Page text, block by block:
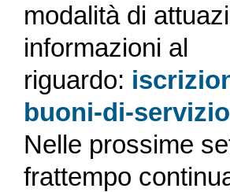
modalità di
informazioni al
riguardo:
buoni-di-servizio
Nelle prossime
frattempo